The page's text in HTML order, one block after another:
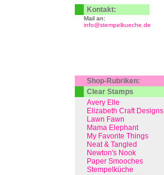
Kontakt:
Mail an:
info@stempelkueche.de
Shop-Rubriken:
Clear Stamps
Avery Elle
Elizabeth Craft Designs
Lawn Fawn
Mama Elephant
My Favorite Things
Neat & Tangled
Newton's Nook
Paper Smooches
Stempelküche